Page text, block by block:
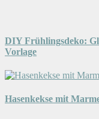
DIY Frühlingsdeko:
Vorlage
Hasenkekse mit